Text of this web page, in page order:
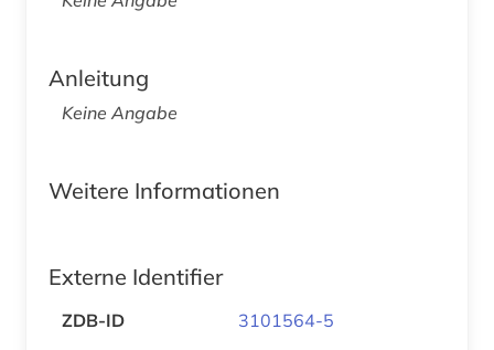
Anleitung
Keine Angabe
Weitere Informationen
Externe Identifier
ZDB-ID 3101564-5